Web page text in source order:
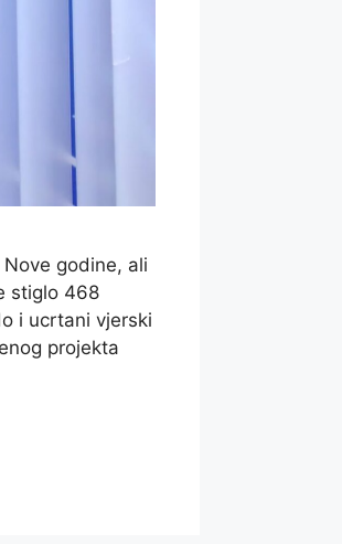
godine, ali
stiglo 468
i ucrtani vjerski
projekta